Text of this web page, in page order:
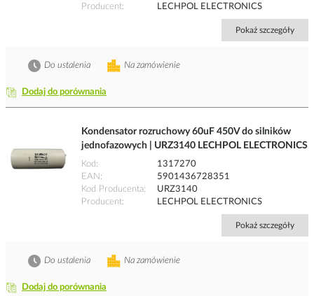
Producent
LECHPOL ELECTRONICS
Pokaż szczegóły
Dodaj do porównania
Na zamówienie
Do ustalenia
Kondensator rozruchowy 60uF 450V do silników
jednofazowych | URZ3140 LECHPOL ELECTRONICS
Kod
1317270
EAN
5901436728351
Kod Producenta
URZ3140
Producent
LECHPOL ELECTRONICS
Pokaż szczegóły
Dodaj do porównania
Na zamówienie
Do ustalenia